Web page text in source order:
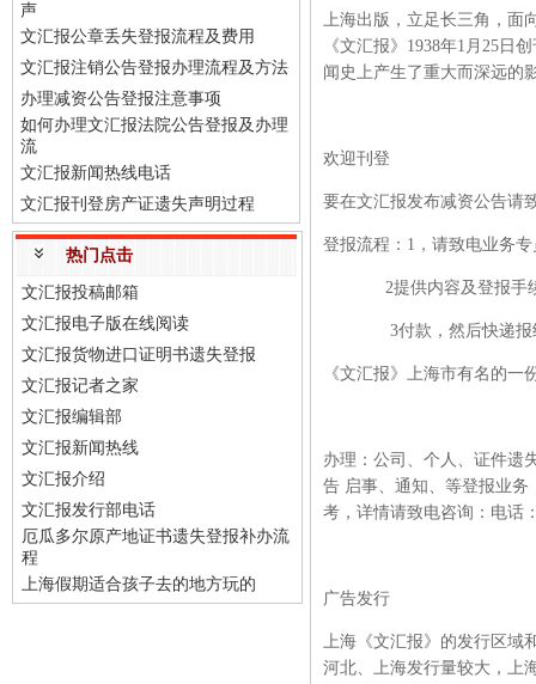
声
文汇报公章丢失登报流程及费用
文汇报注销公告登报办理流程及方法
办理减资公告登报注意事项
如何办理文汇报法院公告登报及办理
流
文汇报新闻热线电话
文汇报刊登房产证遗失声明过程
热门点击
文汇报投稿邮箱
文汇报电子版在线阅读
文汇报货物进口证明书遗失登报
文汇报记者之家
文汇报编辑部
文汇报新闻热线
文汇报介绍
文汇报发行部电话
厄瓜多尔原产地证书遗失登报补办流
程
上海假期适合孩子去的地方玩的
上海出版，立足长三角，面
《文汇报》 1938年1月25日
闻史上产生了重大而深远的
欢迎刊登
要在文汇报发布减资公告请
登报流程： 1，请致电业务
2提供内容及登报手续（
3付款，然后快递报
《文汇报》上海市有名的一
办理：公司、个人、证件遗
告 启事、通知、等登报业
考，详情请致电咨询：电话
广告发行
上海《文汇报》的发行区域
河北、上海发行量较大，上